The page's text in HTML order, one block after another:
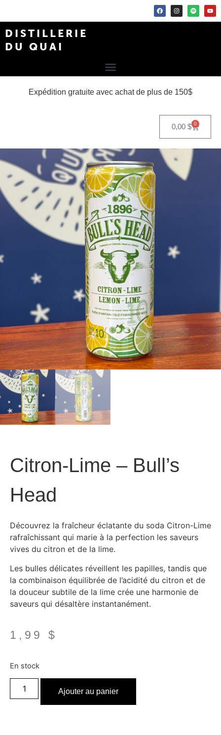
DISTILLERIE
DU QUAI
Expédition gratuite avec achat de plus de 150$
0,00 $ 0
Citron-Lime – Bull’s
Head
Découvrez la fraîcheur éclatante du soda Citron-Lime
rafraîchissant qui marie à la perfection les saveurs
vives du citron et de la lime.
Les bulles délicates réveillent les papilles, tandis que
la combinaison équilibrée de l’acidité du citron et de
la douceur subtile de la lime crée une harmonie de
saveurs qui désaltère instantanément.
1,99 $
En stock
Ajouter au panier